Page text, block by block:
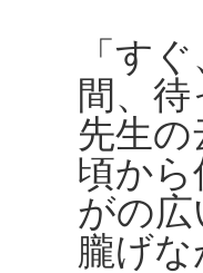
「す
間、
先生
頃か
がの
朧げな